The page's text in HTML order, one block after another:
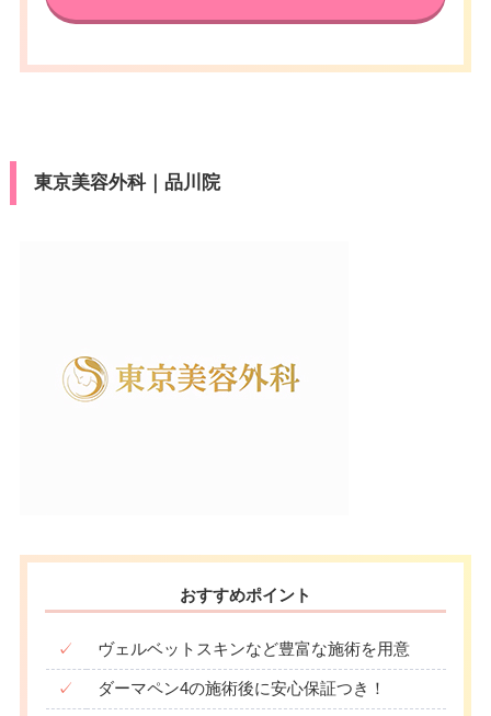
東京美容外科｜品川院
おすすめポイント
✓ ヴェルベットスキンなど豊富な施術を用意
✓ ダーマペン4の施術後に安心保証つき！